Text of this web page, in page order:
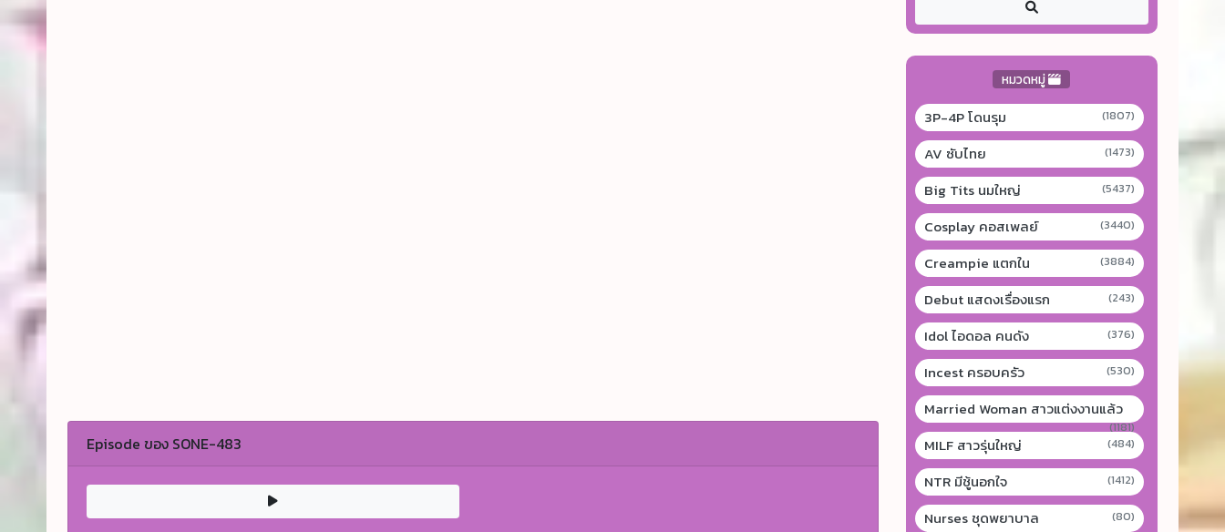
Episode ของ SONE-483
หมวดหมู่
3P-4P โดนรุม (1807)
AV ซับไทย (1473)
Big Tits นมใหญ่ (5437)
Cosplay คอสเพลย์ (3440)
Creampie แตกใน (3884)
Debut แสดงเรื่องแรก (243)
Idol ไอดอล คนดัง (376)
Incest ครอบครัว (530)
Married Woman สาวแต่งงานแล้ว
(1181)
MILF สาวรุ่นใหญ่ (484)
NTR มีชู้นอกใจ (1412)
Nurses ชุดพยาบาล (80)